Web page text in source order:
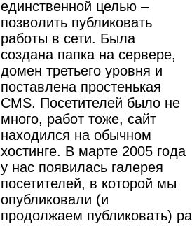
единственной целью –
позволить публиковать
работы в сети. Была
создана папка на сервере,
домен третьего уровня и
поставлена простенькая
CMS. Посетителей было не
много, работ тоже, сайт
находился на обычном
хостинге. В марте 2005 года
у нас появилась галерея
посетителей, в которой мы
опубликовали (и
продолжаем публиковать)